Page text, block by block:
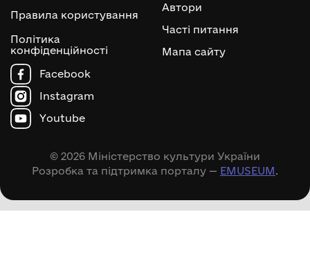
Правила користування
Політика
конфіденційності
Автори
Часті питання
Мапа сайту
Facebook
Instagram
Youtube
© 2026 Міністерство культури України
Розробка та підтримка порталу — EMUSEUM.